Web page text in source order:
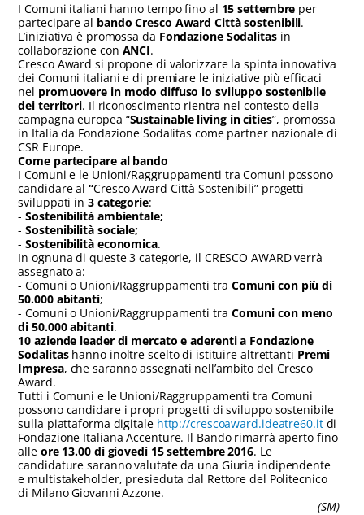
I Comuni italiani hanno tempo fino al 15 settembre per
partecipare al bando Cresco Award Città sostenibili.
L’iniziativa è promossa da Fondazione Sodalitasin
collaborazione con ANCI.
Cresco Award si propone di valorizzare la spinta innovativa
dei Comuni italiani e di premiare le iniziative più efficaci
nel promuovere in modo diffuso lo sviluppo sostenibile
dei territori. Il riconoscimento rientra nel contesto della
campagna europea “Sustainable living in cities”, promossa
in Italia da Fondazione Sodalitas come partner nazionale di
CSR Europe.
Come partecipare al bando
I Comuni e le Unioni/Raggruppamenti tra Comuni possono
candidare al “Cresco Award Città Sostenibili” progetti
sviluppati in 3 categorie:
-Sostenibilità ambientale;
-Sostenibilità sociale;
-Sostenibilità economica.
In ognuna di queste 3 categorie, il CRESCO AWARD verrà
assegnato a:
- Comuni o Unioni/Raggruppamenti tra Comuni con più di
50.000 abitanti;
- Comuni o Unioni/Raggruppamenti tra Comuni con meno
di 50.000 abitanti.
10 aziende leader di mercato e aderenti a Fondazione
Sodalitashanno inoltre scelto di istituire altrettanti Premi
Impresa, che saranno assegnati nell’ambito del Cresco
Award.
Tutti i Comuni e le Unioni/Raggruppamenti tra Comuni
possono candidare i propri progetti di sviluppo sostenibile
sulla piattaforma digitale http://crescoaward.ideatre60.itdi
Fondazione Italiana Accenture. Il Bando rimarrà aperto fino
alle ore 13.00 di giovedì 15 settembre 2016. Le
candidature saranno valutate da una Giuria indipendente
e multistakeholder, presieduta dal Rettore del Politecnico
di Milano Giovanni Azzone.
(SM)